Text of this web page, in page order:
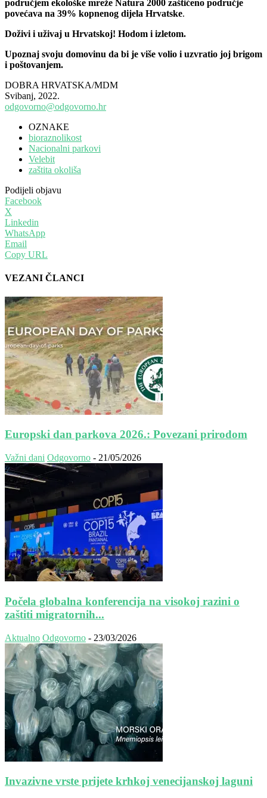
područjem ekološke mreže Natura 2000 zaštićeno područje
povećava na 39% kopnenog dijela Hrvatske.
Doživi i uživaj u Hrvatskoj! Hodom i izletom.
Upoznaj svoju domovinu da bi je više volio i uzvratio joj brigom
i poštovanjem.
DOBRA HRVATSKA/MDM
Svibanj, 2022.
odgovorno@odgovorno.hr
OZNAKE
bioraznolikost
Nacionalni parkovi
Velebit
zaštita okoliša
Podijeli objavu
Facebook
X
Linkedin
WhatsApp
Email
Copy URL
VEZANI ČLANCI
Europski dan parkova 2026.: Povezani prirodom
Važni dani Odgovorno - 21/05/2026
Počela globalna konferencija na visokoj razini o
zaštiti migratornih...
Aktualno Odgovorno - 23/03/2026
Invazivne vrste prijete krhkoj venecijanskoj laguni